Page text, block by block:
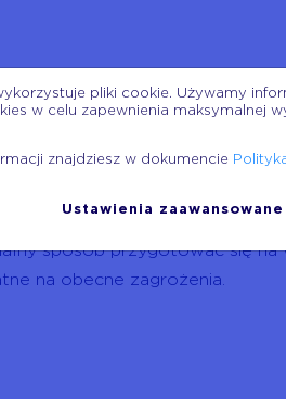
twórcy
użyciem zmieni się
komunikacja bez
za sobą nowe zagrożenia. W
sposób przygotować się na
na obecne zagrożenia.
pliki cookie. Używamy
w celu zapewnienia maksymalnej
znajdziesz w dokumencie
Ustawienia zaawansowane